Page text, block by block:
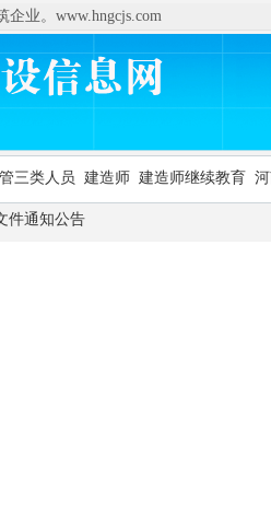
业。www.hngcjs.com
三类人员 建造师 建造师继续教育
件通知公告